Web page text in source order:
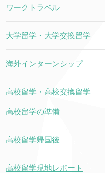
ワークトラベル
大学留学・大学交換留学
海外インターンシップ
高校留学・高校交換留学
高校留学の準備
高校留学帰国後
高校留学現地レポート